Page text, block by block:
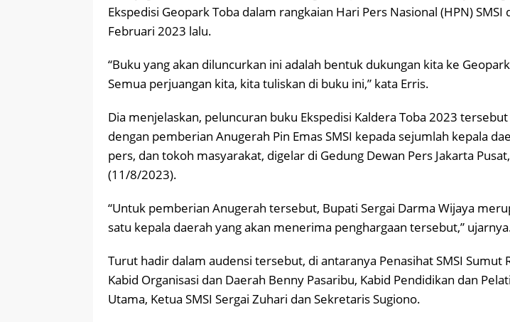
Ekspedisi Geopark Toba dalam rangkaian Hari Pers Nasional (HPN) SMSI
Februari 2023 lalu.
“Buku yang akan diluncurkan ini adalah bentuk dukungan kita ke
Semua perjuangan kita, kita tuliskan di buku ini,” kata Erris.
Dia menjelaskan, peluncuran buku Ekspedisi Kaldera Toba 2023
dengan pemberian Anugerah Pin Emas SMSI kepada sejumlah kepala
pers, dan tokoh masyarakat, digelar di Gedung Dewan Pers Jakarta
(11/8/2023).
“Untuk pemberian Anugerah tersebut, Bupati Sergai Darma Wijaya
satu kepala daerah yang akan menerima penghargaan tersebut,”
Turut hadir dalam audensi tersebut, di antaranya Penasihat SMSI Sumut
Kabid Organisasi dan Daerah Benny Pasaribu, Kabid Pendidikan dan
Utama, Ketua SMSI Sergai Zuhari dan Sekretaris Sugiono.